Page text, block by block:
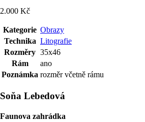
2.000 Kč
Kategorie Obrazy
Technika Litografie
Rozměry 35x46
Rám
ano
Poznámka rozměr včetně rámu
Soňa Lebedová
Faunova zahrádka